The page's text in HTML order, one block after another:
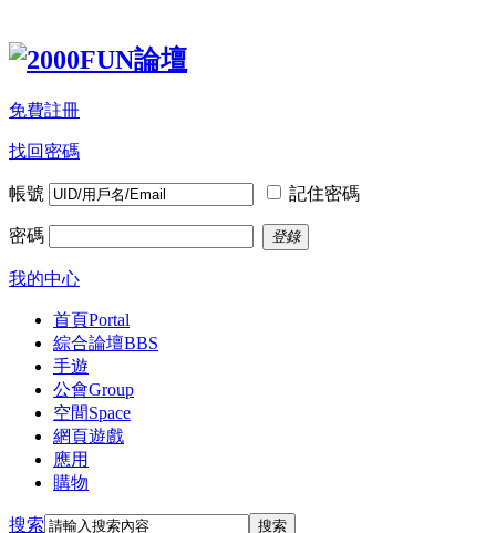
免費註冊
找回密碼
帳號 記住密碼
密碼 登錄
我的中心
首頁Portal
綜合論壇BBS
手遊
公會Group
空間Space
網頁遊戲
應用
購物
搜索 搜索